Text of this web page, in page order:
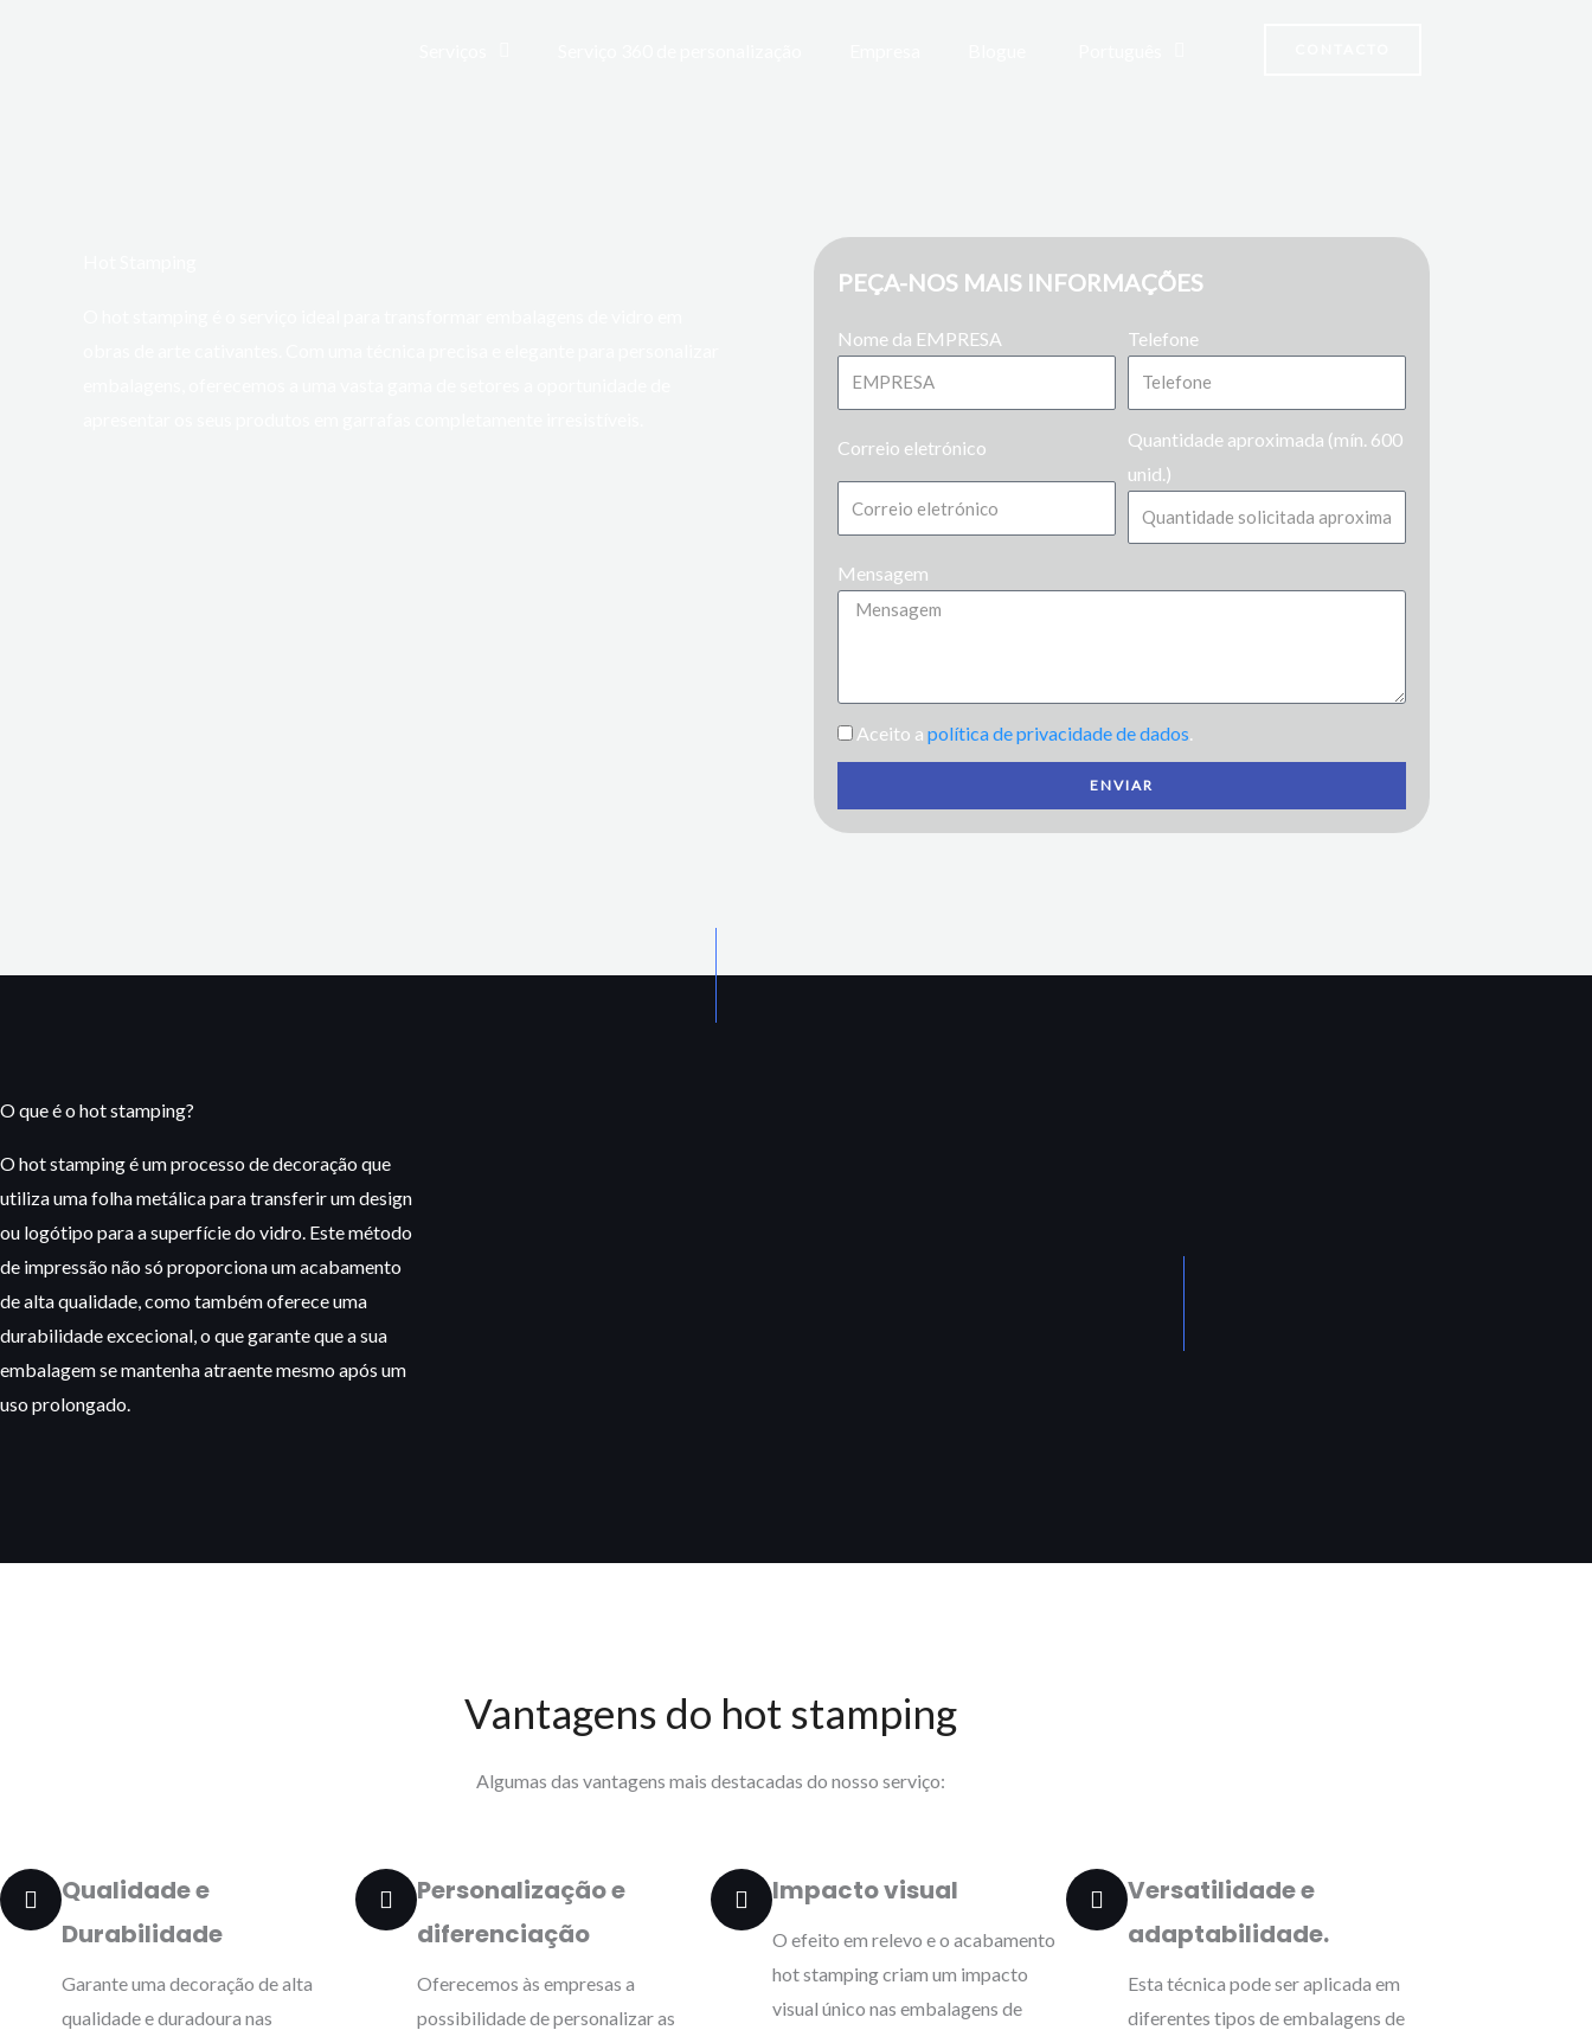
PEÇA-NOS MAIS INFORMAÇÕES
Nome da EMPRESA Telefone
Correio eletrónico
Quantidade aproximada (mín. 600
unid.)
Mensagem
Aceito a política de privacidade de dados.
ENVIAR
O que é o hot stamping?
O hot stamping é um processo de decoração que
utiliza uma folha metálica para transferir um design
ou logótipo para a superfície do vidro. Este método
de impressão não só proporciona um acabamento
de alta qualidade, como também oferece uma
durabilidade excecional, o que garante que a sua
embalagem se mantenha atraente mesmo após um
uso prolongado.
Vantagens do hot stamping
Algumas das vantagens mais destacadas do nosso serviço:
Qualidade e
Durabilidade
Garante uma decoração de alta
qualidade e duradoura nas
Personalização e
diferenciação
Oferecemos às empresas a
possibilidade de personalizar as
Impacto visual
O efeito em relevo e o acabamento
hot stamping criam um impacto
visual único nas embalagens de
Versatilidade e
adaptabilidade.
Esta técnica pode ser aplicada em
diferentes tipos de embalagens de